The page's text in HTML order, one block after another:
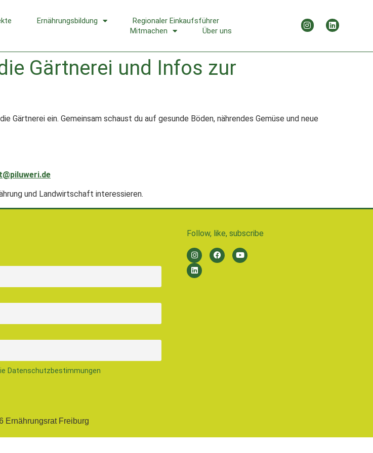
Ernährungsbildung
Regionaler Einkaufsführer
Mitmachen
Über uns
Gärtnerei und Infos zur
Gärtnerei ein. Gemeinsam schaust du auf gesunde Böden, nährendes Gemüse und neue
und Landwirtschaft interessieren.
Datenschutzbestimmungen
Follow, like, subscribe
Ernährungsrat Freiburg